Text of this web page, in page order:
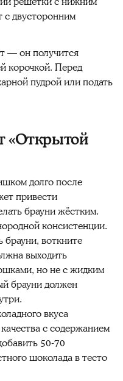
с двусторонним
— он получится
корочкой. Перед
пудрой или подать
«Открытой
долго после
привести
брауни жёстким.
консистенции.
брауни, воткните
выходить
но не с жидким
брауни должен
вкуса
с содержанием
50-70
шоколада в тесто